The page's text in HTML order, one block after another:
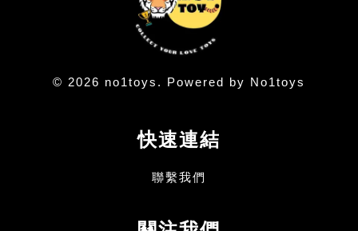
© 2026 no1toys. Powered by No1toys
快速連結
聯繫我們